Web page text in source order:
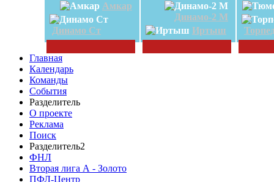
Амкар
Динамо Ст
Динамо-2 М
Иртыш
Главная
Календарь
Команды
События
Разделитель
О проекте
Реклама
Поиск
Разделитель2
ФНЛ
Вторая лига А - Золото
ПФЛ-Центр